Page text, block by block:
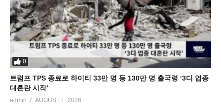
0
트럼프 TPS 종료로 하이티 33만 명 등 130만 명 출국령 ‘3디 업종
대혼란 시작’
admin AUGUST 1, 2026